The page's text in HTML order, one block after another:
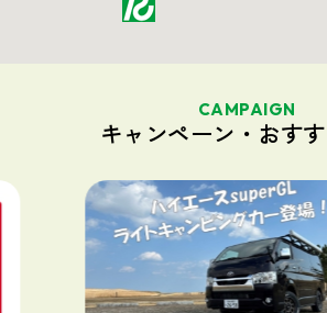
CAMPAIGN
キャンペーン・おす